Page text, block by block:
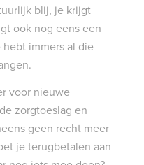
blij, je krijgt
ook nog eens een
immers al die
voor nieuwe
zorgtoeslag en
geen recht meer
je terugbetalen aan